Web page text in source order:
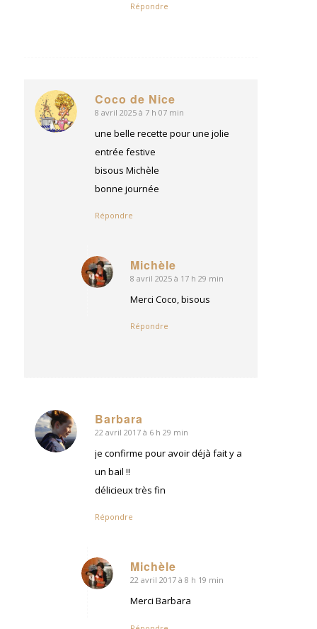
Répondre
Coco de Nice
dit
:
8 avril 2025 à 7 h 07 min
une belle recette pour une jolie
entrée festive
bisous Michèle
bonne journée
Répondre
Michèle
dit
8 avril 2025 à 17 h 29 min
Merci Coco, bisous
Répondre
Barbara
dit
:
22 avril 2017 à 6 h 29 min
je confirme pour avoir déjà fait y a
un bail !!
délicieux très fin
Répondre
Michèle
dit
22 avril 2017 à 8 h 19 min
Merci Barbara